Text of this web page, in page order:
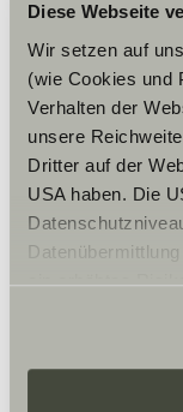
Diese Webseite
Wir setzen auf
(wie Cookies und
Verhalten der
unsere
Dritter auf der
USA haben. Die
ein erhöhtes
zustehen.
eigene Zwecke
Alcuni
Con il